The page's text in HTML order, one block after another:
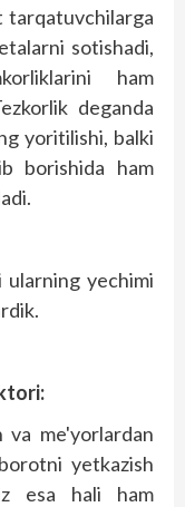
tarqatuvchilarga
sotishadi,
ham
deganda
yoritilishi, balki
borishida ham
ularning yechimi
me'yorlardan
yetkazish
esa hali ham